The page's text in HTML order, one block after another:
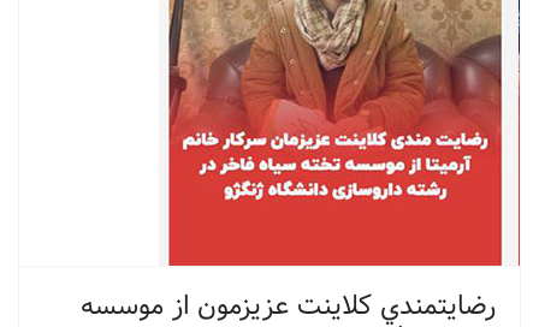
رضايتمندي کلاینت عزیزمون از موسسه